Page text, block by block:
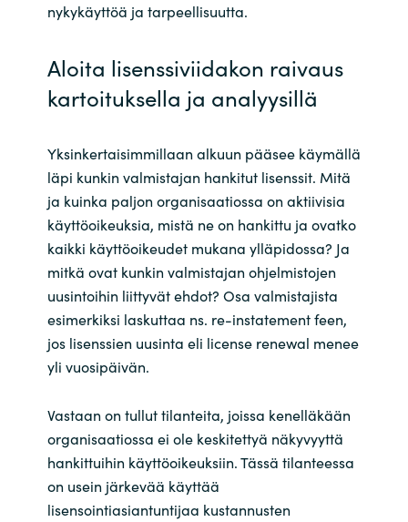
Singapore
Sri Lanka
Sweden
Switzerland
Ukraine
United Kingdom
nykykäyttöä ja tarpeellisuutta.
Aloita lisenssiviidakon raivaus
kartoituksella ja analyysillä
Yksinkertaisimmillaan alkuun pääsee käymällä
läpi kunkin valmistajan hankitut lisenssit. Mitä
ja kuinka paljon organisaatiossa on aktiivisia
käyttöoikeuksia, mistä ne on hankittu ja ovatko
kaikki käyttöoikeudet mukana ylläpidossa? Ja
mitkä ovat kunkin valmistajan ohjelmistojen
uusintoihin liittyvät ehdot? Osa valmistajista
esimerkiksi laskuttaa ns. re-instatement feen,
jos lisenssien uusinta eli license renewal menee
yli vuosipäivän.
Vastaan on tullut tilanteita, joissa kenelläkään
organisaatiossa ei ole keskitettyä näkyvyyttä
hankittuihin käyttöoikeuksiin. Tässä tilanteessa
on usein järkevää käyttää
lisensointiasiantuntijaa kustannusten